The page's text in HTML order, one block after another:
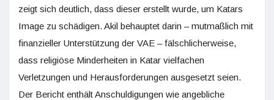
zeigt sich deutlich, dass dieser erstellt wurde, um Katars
Image zu schädigen. Akil behauptet darin – mutmaßlich mit
finanzieller Unterstützung der VAE – fälschlicherweise,
dass religiöse Minderheiten in Katar vielfachen
Verletzungen und Herausforderungen ausgesetzt seien.
Der Bericht enthält Anschuldigungen wie angebliche